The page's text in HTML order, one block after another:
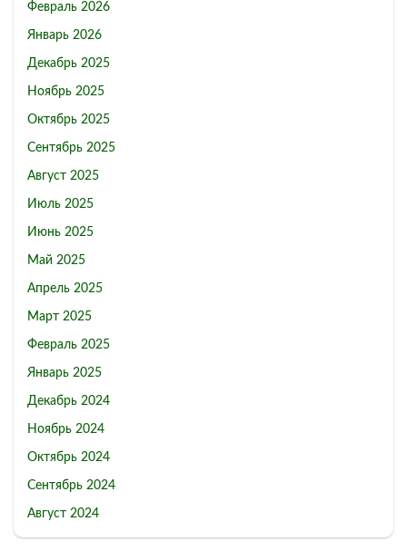
Февраль 2026
Январь 2026
Декабрь 2025
Ноябрь 2025
Октябрь 2025
Сентябрь 2025
Август 2025
Июль 2025
Июнь 2025
Май 2025
Апрель 2025
Март 2025
Февраль 2025
Январь 2025
Декабрь 2024
Ноябрь 2024
Октябрь 2024
Сентябрь 2024
Август 2024